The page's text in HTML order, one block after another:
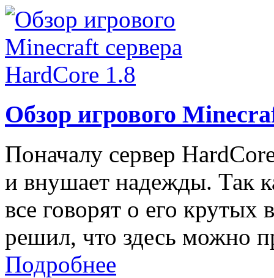
Обзор игрового
Поначалу сервер
и внушает надежды. Так
все говорят о его крутых
решил, что здесь можно
Подробнее